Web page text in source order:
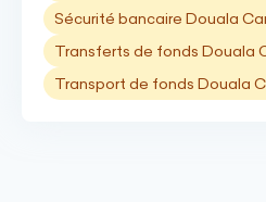
Sécurité bancaire Douala
Transferts de fonds Douala
Transport de fonds Douala